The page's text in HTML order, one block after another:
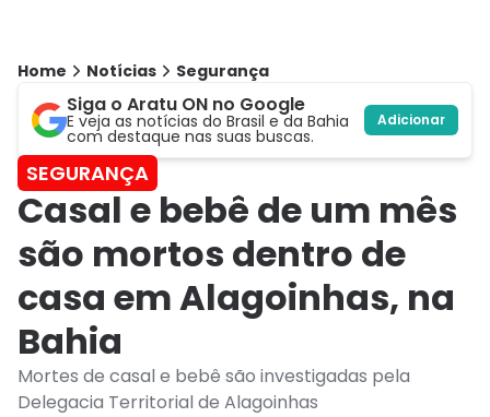
Home Notícias Segurança
Siga o Aratu ON no Google
E veja as notícias do Brasil e da Bahia
com destaque nas suas buscas.
Adicionar
SEGURANÇA
Casal e bebê de um mês
são mortos dentro de
casa em Alagoinhas, na
Bahia
Mortes de casal e bebê são investigadas pela
Delegacia Territorial de Alagoinhas